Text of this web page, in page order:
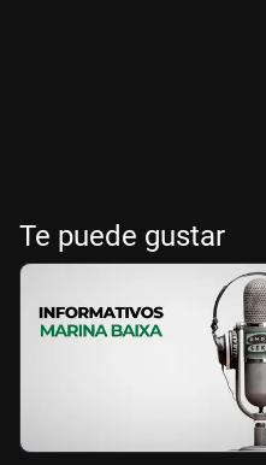
Te puede gustar